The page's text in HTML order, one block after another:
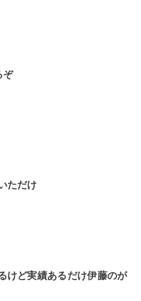
ぞ
ただけ
けど実績あるだけ伊藤のが